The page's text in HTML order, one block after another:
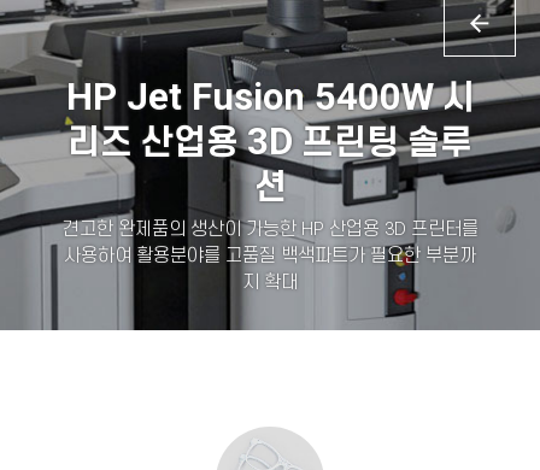
HP Jet Fusion 5400W시
리즈 산업용3D 프린팅 솔루
션
견고한 완제품의 생산이 가능한 HP 산업용 3D 프린터를
사용하여 활용분야를 고품질 백색파트가 필요한 부분까
지 확대